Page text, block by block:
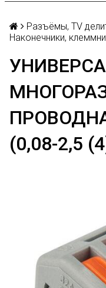
Разъёмы, TV
Наконечники,
(0,08-2,5